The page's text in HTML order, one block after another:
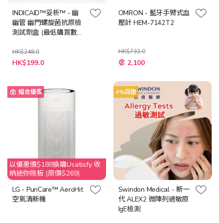
INDICAID™妥析™ - 幽
幽管 幽門螺旋菌抗原檢
測試劑盒 (最低購買數量:
HK$248.0
特
殊
HK$199.0
OMRON - 藍牙手臂式血
壓計 HEM-7142T2
HK$732.0
特
殊
格
2,100
組合優惠
以優惠價$188換購Usatisfy 收
納迷你拖板 (原價$269)
LG - PuriCare™ AeroHit
空氣清新機
4%回贈
Swindon Medical - 新一
代 ALEX2 微陣列過敏原
IgE檢測